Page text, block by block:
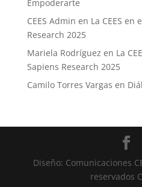
Empoderarte
CEES Admin en La CEES
Research 2025
Mariela Rodríguez en La
Sapiens Research 2025
Camilo Torres Vargas en
Diseño: Comunicaciones
reservados